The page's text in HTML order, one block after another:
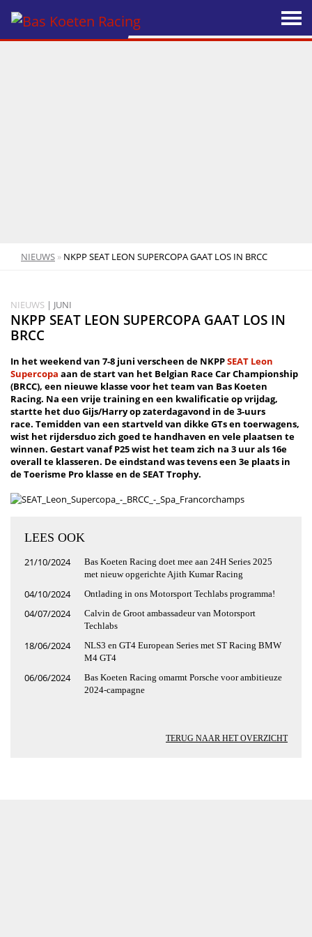
NIEUWS » NKPP SEAT LEON SUPERCOPA GAAT LOS IN BRCC
NIEUWS | JUNI
NKPP SEAT LEON SUPERCOPA GAAT LOS IN
BRCC
In het weekend van 7-8 juni verscheen de NKPPSEAT Leon
Supercopa aan de start van het Belgian Race Car Championship
(BRCC), een nieuwe klasse voor het team van Bas Koeten
Racing. Na een vrije training en een kwalificatie op vrijdag,
startte het duo Gijs/Harry op zaterdagavond in de 3-uurs
race. Temidden van een startveld van dikke GTs en toerwagens,
wist het rijdersduo zich goed te handhaven en vele plaatsen te
winnen. Gestart vanaf P25 wist het team zich na 3 uur als 16e
overall te klasseren. De eindstand was tevens een 3e plaats in
de Toerisme Pro klasse en de SEAT Trophy.
LEES OOK
21/10/2024
Bas Koeten Racing doet mee aan 24H Series 2025
met nieuw opgerichte Ajith Kumar Racing
04/10/2024 Ontlading in ons Motorsport Techlabs programma!
04/07/2024
Calvin de Groot ambassadeur van Motorsport
Techlabs
18/06/2024
NLS3 en GT4 European Series met ST Racing BMW
M4 GT4
06/06/2024
Bas Koeten Racing omarmt Porsche voor ambitieuze
2024-campagne
TERUG NAAR HET OVERZICHT